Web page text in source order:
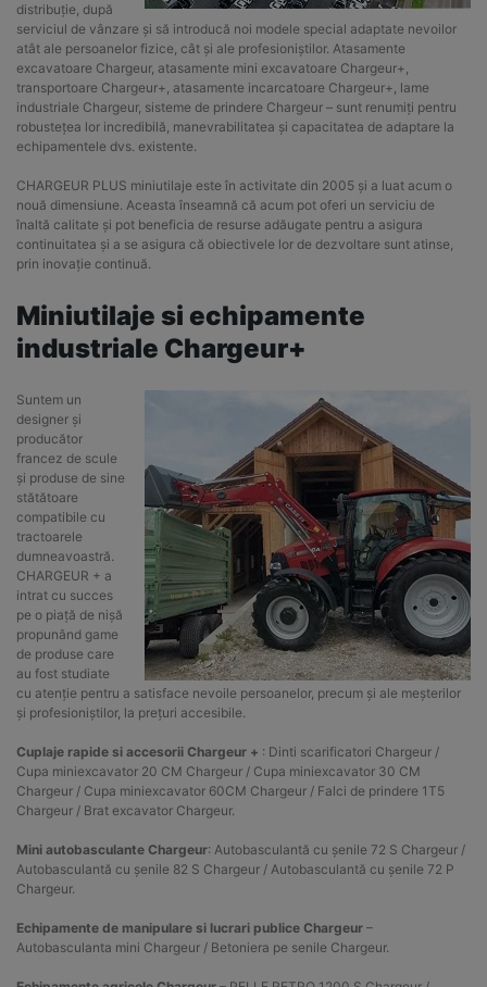
distribuție, după
serviciul de vânzare și să introducă noi modele special adaptate nevoilor
atât ale persoanelor fizice, cât și ale profesioniștilor. Atasamente
excavatoare Chargeur, atasamente mini excavatoare Chargeur+,
transportoare Chargeur+, atasamente incarcatoare Chargeur+, lame
industriale Chargeur, sisteme de prindere Chargeur – sunt renumiți pentru
robustețea lor incredibilă, manevrabilitatea și capacitatea de adaptare la
echipamentele dvs. existente.
CHARGEUR PLUS miniutilaje este în activitate din 2005 și a luat acum o
nouă dimensiune. Aceasta înseamnă că acum pot oferi un serviciu de
înaltă calitate și pot beneficia de resurse adăugate pentru a asigura
continuitatea și a se asigura că obiectivele lor de dezvoltare sunt atinse,
prin inovație continuă.
Miniutilaje si echipamente
industriale Chargeur+
Suntem un
designer și
producător
francez de scule
și produse de sine
stătătoare
compatibile cu
tractoarele
dumneavoastră.
CHARGEUR + a
intrat cu succes
pe o piață de nișă
propunând game
de produse care
au fost studiate
cu atenție pentru a satisface nevoile persoanelor, precum și ale meșterilor
și profesioniștilor, la prețuri accesibile.
Cuplaje rapide si accesorii Chargeur + : Dinti scarificatori Chargeur /
Cupa miniexcavator 20 CM Chargeur / Cupa miniexcavator 30 CM
Chargeur / Cupa miniexcavator 60CM Chargeur / Falci de prindere 1T5
Chargeur / Brat excavator Chargeur.
Mini autobasculante Chargeur: Autobasculantă cu șenile 72 S Chargeur /
Autobasculantă cu șenile 82 S Chargeur / Autobasculantă cu șenile 72 P
Chargeur.
Echipamente de manipulare si lucrari publice Chargeur –
Autobasculanta mini Chargeur / Betoniera pe senile Chargeur.